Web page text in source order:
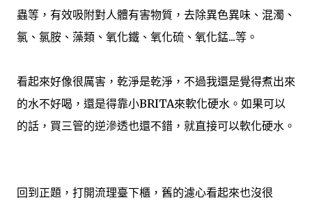
蟲等，有效吸附對人體有害物質，去除異色異味、混濁、
氯、氯胺、藻類、氧化鐵、氧化硫、氧化錳...等。
看起來好像很厲害，乾淨是乾淨，不過我還是覺得煮出來
的水不好喝，還是得靠小BRITA來軟化硬水。如果可以
的話，買三管的逆滲透也還不錯，就直接可以軟化硬水。
回到正題，打開流理臺下櫃，舊的濾心看起來也沒很